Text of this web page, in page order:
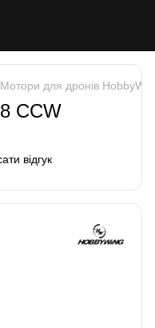
Мотори для дронів
CCW
відгук